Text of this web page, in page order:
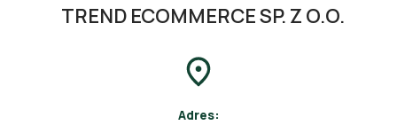
TREND ECOMMERCE SP. Z O.O.
Adres: